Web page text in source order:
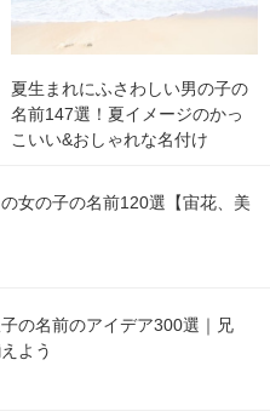
夏生まれにふさわしい男の子の
名前147選！夏イメージのかっ
こいい&おしゃれな名付け
女の子の名前120選【宙花、美
の名前のアイデア300選｜兄
よう